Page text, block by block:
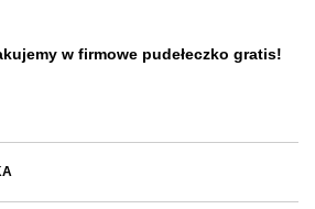
w firmowe pudełeczko gratis!